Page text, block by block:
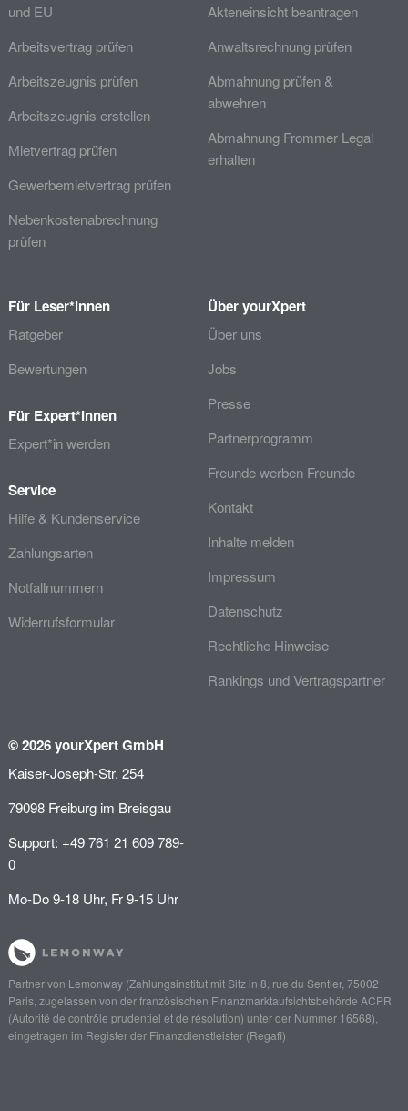
und EU
Arbeitsvertrag prüfen
Arbeitszeugnis prüfen
Arbeitszeugnis erstellen
Mietvertrag prüfen
Gewerbemietvertrag prüfen
Nebenkostenabrechnung
prüfen
Akteneinsicht beantragen
Anwaltsrechnung prüfen
Abmahnung prüfen &
abwehren
Abmahnung Frommer Legal
erhalten
Für Leser*innen
Ratgeber
Bewertungen
Für Expert*innen
Expert*in werden
Service
Hilfe & Kundenservice
Zahlungsarten
Notfallnummern
Widerrufsformular
Über yourXpert
Über uns
Jobs
Presse
Partnerprogramm
Freunde werben Freunde
Kontakt
Inhalte melden
Impressum
Datenschutz
Rechtliche Hinweise
Rankings und Vertragspartner
© 2026 yourXpert GmbH
Kaiser-Joseph-Str. 254
79098 Freiburg im Breisgau
Support: +49 761 21 609 789-
0
Mo-Do 9-18 Uhr, Fr 9-15 Uhr
Partner von Lemonway(Zahlungsinstitut mit Sitz in 8, rue du Sentier, 75002
Paris, zugelassen von der französischen Finanzmarktaufsichtsbehörde ACPR
(Autorité de contrôle prudentiel et de résolution) unter der Nummer 16568),
eingetragen im Register der Finanzdienstleister (Regafi)